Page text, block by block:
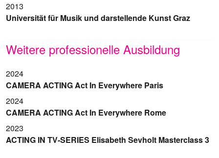
2013
Universität für Musik und darstellende Kunst Graz
Weitere professionelle Ausbildung
2024
CAMERA ACTING Act In Everywhere Paris
2024
CAMERA ACTING Act In Everywhere Rome
2023
ACTING IN TV-SERIES Elisabeth Sevholt Masterclass 3